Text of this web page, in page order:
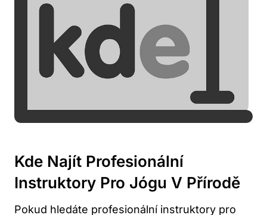
Kde Najít Profesionální
Instruktory Pro Jógu V Přírodě
Pokud hledáte profesionální instruktory pro